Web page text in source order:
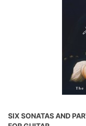
SIX SONATAS AND